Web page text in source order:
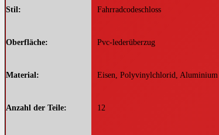
Stil ‎Fahrradcodeschloss
Oberfläche ‎Pvc-lederüberzug
Material ‎Eisen, Polyvinylchlorid, Aluminium
Anzahl der Teile ‎12